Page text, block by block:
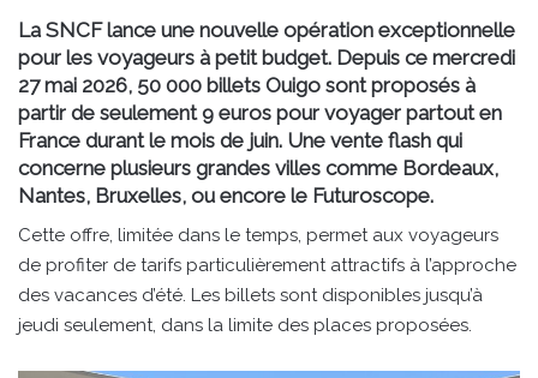
La SNCF lance une nouvelle opération exceptionnelle
pour les voyageurs à petit budget. Depuis ce mercredi
27 mai 2026, 50 000 billets Ouigo sont proposés à
partir de seulement9 euros pour voyager partout en
France durant le mois de juin. Une vente flash qui
concerne plusieurs grandes villes comme Bordeaux,
Nantes, Bruxelles, ou encore le Futuroscope.
Cette offre, limitée dans le temps, permet aux voyageurs
de profiter de tarifs particulièrement attractifs à l’approche
des vacances d’été. Les billets sont disponibles jusqu’à
jeudi seulement, dans la limite des places proposées.